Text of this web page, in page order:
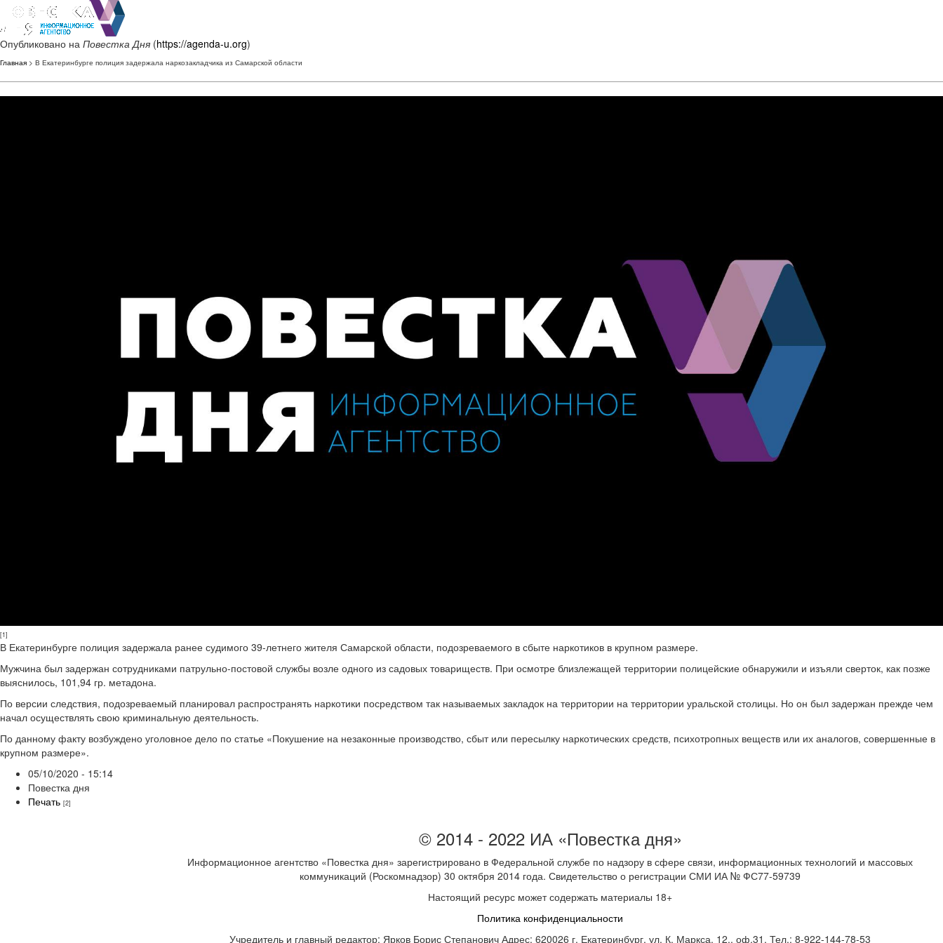
Опубликовано на Повестка Дня (https://agenda-u.org)
Главная > В Екатеринбурге полиция задержала наркозакладчика из Самарской области
[1]
В Екатеринбурге полиция задержала ранее судимого 39-летнего жителя Самарской области, подозреваемого в сбыте наркотиков в крупном размере.
Мужчина был задержан сотрудниками патрульно-постовой службы возле одного из садовых товариществ. При осмотре близлежащей территории полицейские обнаружили и изъяли сверток, как позже
выяснилось, 101,94 гр. метадона.
По версии следствия, подозреваемый планировал распространять наркотики посредством так называемых закладок на территории на территории уральской столицы. Но он был задержан прежде чем
начал осуществлять свою криминальную деятельность.
По данному факту возбуждено уголовное дело по статье «Покушение на незаконные производство, сбыт или пересылку наркотических средств, психотропных веществ или их аналогов, совершенные в
крупном размере».
05/10/2020 - 15:14
Повестка дня
Печать [2]
© 2014 - 2022 ИА «Повестка дня»
Информационное агентство «Повестка дня» зарегистрировано в Федеральной службе по надзору в сфере связи, информационных технологий и массовых
коммуникаций (Роскомнадзор) 30 октября 2014 года. Свидетельство о регистрации СМИ ИА № ФС77-59739
Настоящий ресурс может содержать материалы 18+
Политика конфиденциальности
Учредитель и главный редактор: Ярков Борис Степанович Адрес: 620026 г. Екатеринбург, ул. К. Маркса, 12., оф.31. Тел.: 8-922-144-78-53